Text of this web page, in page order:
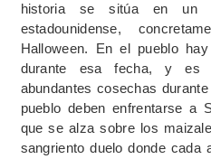
historia se sitúa en un
estadounidense,
Halloween. En el pueblo
durante esa fecha, y es
abundantes cosechas
pueblo deben enfrentarse a
que se alza sobre los
sangriento duelo donde cada